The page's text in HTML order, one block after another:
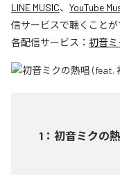
LINE MUSIC、 YouTube
信サービスで聴くことが
各配信サービス： 初音ミ
1 ： 初音ミクの